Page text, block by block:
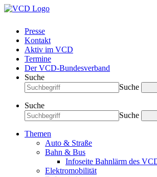
Presse
Kontakt
Aktiv im VCD
Termine
Der VCD-Bundesverband
Suche
Suche
Suche
Suche
Themen
Auto & Straße
Bahn & Bus
Infoseite Bahnlärm des
Elektromobilität